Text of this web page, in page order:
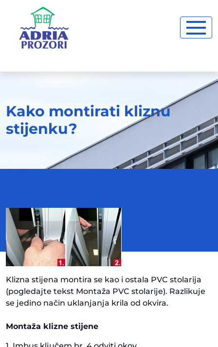
Kako montirati kliznu
stijenku?
Klizna stijena montira se kao i ostala PVC stolarija
(pogledajte tekst Montaža PVC stolarije). Razlikuje
se jedino način uklanjanja krila od okvira.
Montaža klizne stijene